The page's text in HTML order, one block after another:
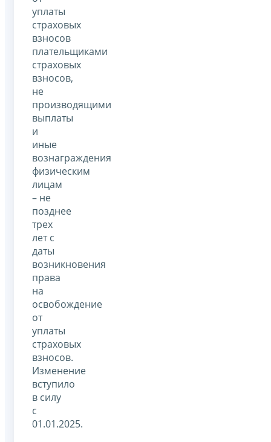
уплаты
страховых
взносов
плательщиками
страховых
взносов,
не
производящими
выплаты
и
иные
вознаграждения
физическим
лицам
– не
позднее
трех
лет с
даты
возникновения
права
на
освобождение
от
уплаты
страховых
взносов.
Изменение
вступило
в силу
с
01.01.2025.